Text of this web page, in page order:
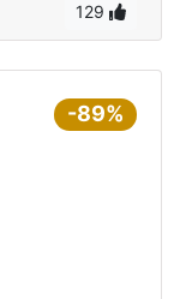
129
-89%